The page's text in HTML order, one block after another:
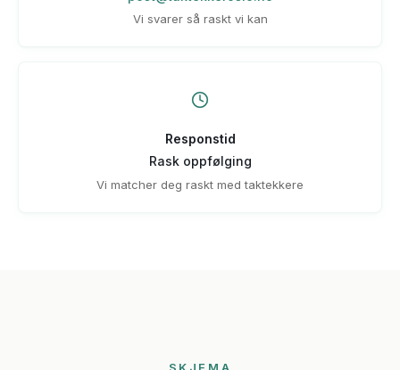
Vi svarer så raskt vi kan
Responstid
Rask oppfølging
Vi matcher deg raskt med taktekkere